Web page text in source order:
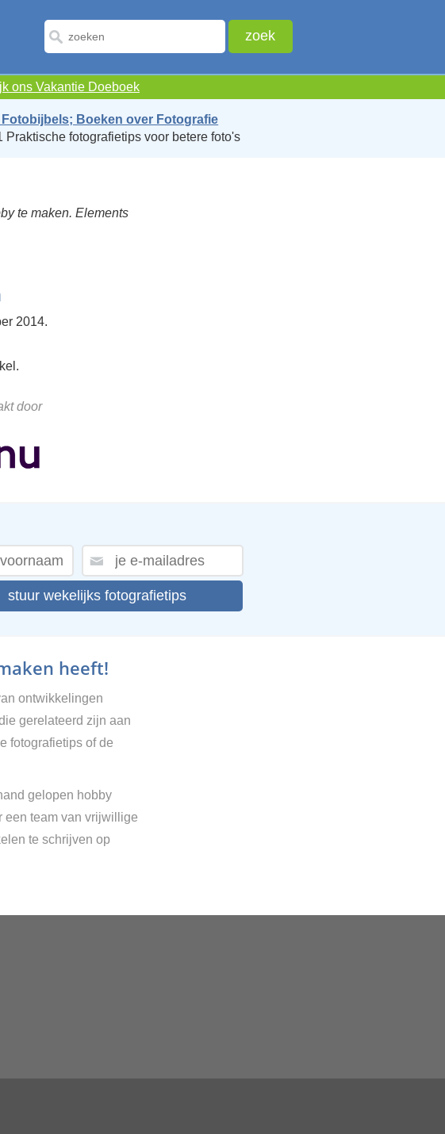
ons Vakantie Doeboek
Fotobijbels; Boeken over Fotografie
Praktische fotografietips voor betere foto's
te maken. Elements
2014.
door
stuur wekelijks fotografietips
heeft!
ontwikkelingen
gerelateerd zijn aan
fotografietips of de
gelopen hobby
een team van vrijwillige
te schrijven op